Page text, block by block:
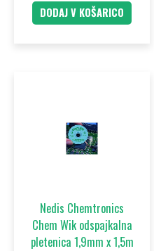
DODAJ V KOŠARICO
Nedis Chemtronics
Chem Wik odspajkalna
pletenica 1,9mm x 1,5m